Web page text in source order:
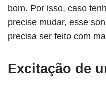
bom. Por isso, caso
precise mudar, esse
precisa ser feito com
Excitação de